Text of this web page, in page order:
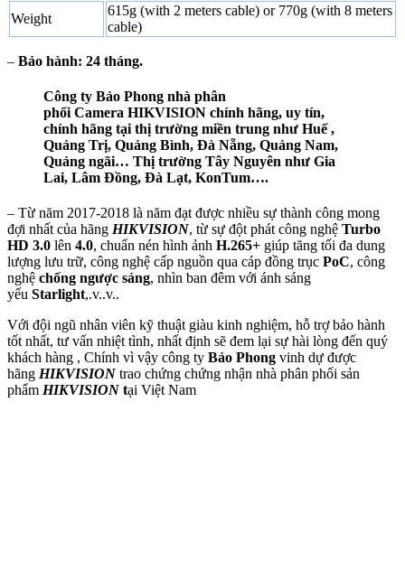
Weight
615g (with 2 meters cable) or 770g (with 8 meters
cable)
– Bảo hành: 24 tháng.
Công ty Bảo Phong nhà phân
phối Camera HIKVISION chính hãng, uy tín,
chính hãng tại thị trường miền trung như Huế ,
Quảng Trị, Quảng Bình, Đà Nẵng, Quảng​ Nam,
Quảng ngãi… Thị trường Tây Nguyên như Gia
Lai, Lâm Đồng, Đà Lạt, KonTum….
– Từ năm 2017-2018 là năm đạt được nhiều sự thành công mong
đợi nhất của hãng HIKVISION, từ sự đột phát công nghệ Turbo
HD 3.0 lên 4.0, chuẩn nén hình ảnh H.265+ giúp tăng tối đa dung
lượng lưu trữ, công nghệ cấp nguồn qua cáp đồng trục PoC, công
nghệ chống ngược sáng, nhìn ban đêm với ánh sáng
yếu Starlight,.v..v..
Với đội ngũ nhân viên kỹ thuật giàu kinh nghiệm, hỗ trợ bảo hành
tốt nhất, tư vấn nhiệt tình, nhất định sẽ đem lại sự hài lòng đến quý
khách hàng , Chính vì vậy công ty Bảo Phong vinh dự được
hãng HIKVISION trao chứng chứng nhận nhà phân phối sản
phẩm HIKVISION tại Việt Nam